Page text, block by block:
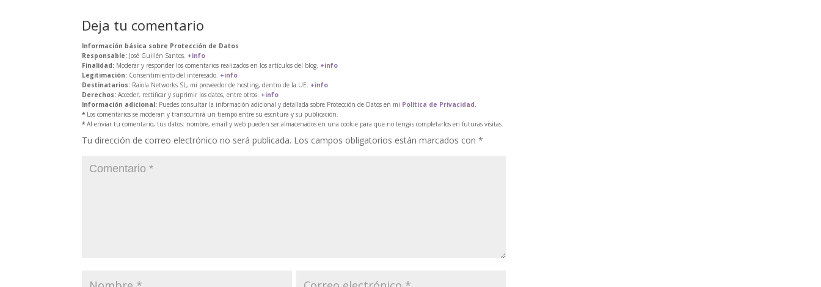
Deja tu comentario
Información básica sobre Protección de Datos
Responsable: José Guillén Santos. +info
Finalidad: Moderar y responder los comentarios realizados en los artículos del blog. +info
Legitimación: Consentimiento del interesado. +info
Destinatarios: Raiola Networks SL, mi proveedor de hosting, dentro de la UE. +info
Derechos: Acceder, rectificar y suprimir los datos, entre otros. +info
Información adicional: Puedes consultar la información adicional y detallada sobre Protección de Datos en mi Política de Privacidad.
* Los comentarios se moderan y transcurrirá un tiempo entre su escritura y su publicación.
* Al enviar tu comentario, tus datos: nombre, email y web pueden ser almacenados en una cookie para que no tengas completarlos en futuras visitas.
Tu dirección de correo electrónico no será publicada. Los campos obligatorios están marcados con*